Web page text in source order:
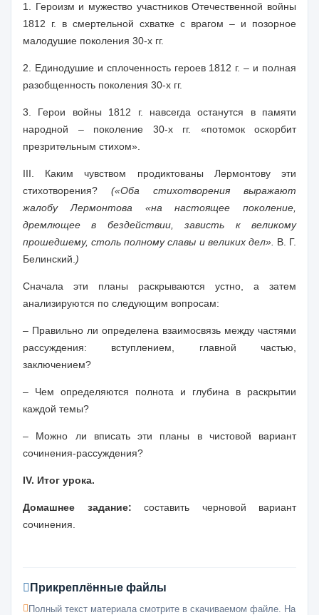
1. Героизм и мужество участников Отечественной войны
1812 г. в смертельной схватке с врагом – и позорное
малодушие поколения 30-х гг.
2. Единодушие и сплоченность героев 1812 г. – и полная
разобщенность поколения 30-х гг.
3. Герои войны 1812 г. навсегда останутся в памяти
народной – поколение 30-х гг. «потомок оскорбит
презрительным стихом».
III. Каким чувством продиктованы Лермонтову эти
стихотворения? («Оба стихотворения выражают
жалобу Лермонтова «на настоящее поколение,
дремлющее в бездействии, зависть к великому
прошедшему, столь полному славы и великих дел». В. Г.
Белинский. )
Сначала эти планы раскрываются устно, а затем
анализируются по следующим вопросам:
– Правильно ли определена взаимосвязь между частями
рассуждения: вступлением, главной частью,
заключением?
– Чем определяются полнота и глубина в раскрытии
каждой темы?
– Можно ли вписать эти планы в чистовой вариант
сочинения-рассуждения?
IV. Итог урока.
Домашнее задание: составить черновой вариант
сочинения.
Прикреплённые файлы
Полный текст материала смотрите в скачиваемом файле. На